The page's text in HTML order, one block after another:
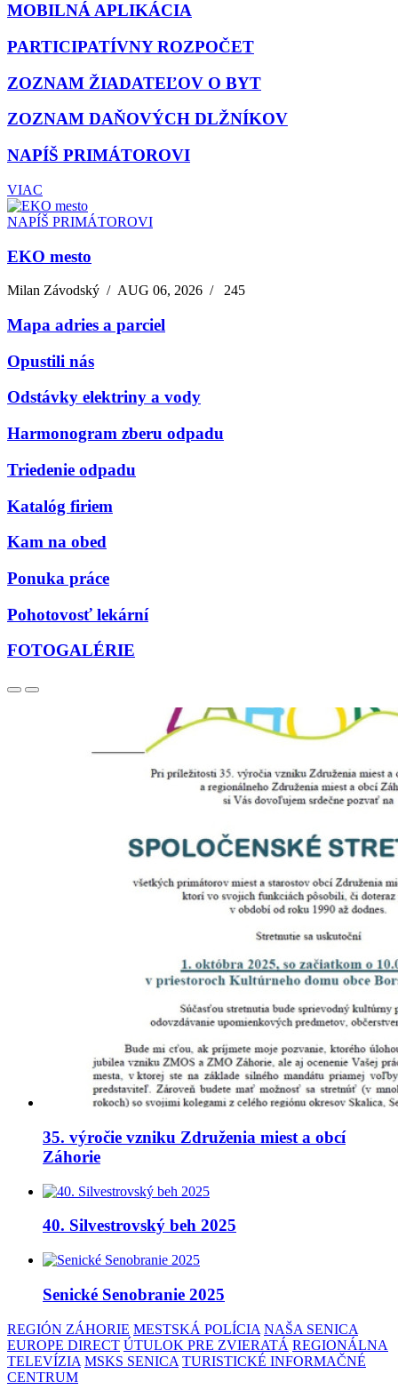
MOBILNÁ APLIKÁCIA
PARTICIPATÍVNY ROZPOČET
ZOZNAM ŽIADATEĽOV O BYT
ZOZNAM DAŇOVÝCH DLŽNÍKOV
NAPÍŠ PRIMÁTOROVI
VIAC
NAPÍŠ PRIMÁTOROVI
EKO mesto
Milan Závodský /AUG 06, 2026 / 245
Mapa adries a parciel
Opustili nás
Odstávky elektriny a vody
Harmonogram zberu odpadu
Triedenie odpadu
Katalóg firiem
Kam na obed
Ponuka práce
Pohotovosť lekární
FOTOGALÉRIE
35. výročie vzniku Združenia miest a obcí
Záhorie
40. Silvestrovský beh 2025
Senické Senobranie 2025
REGIÓN ZÁHORIE MESTSKÁ POLÍCIA NAŠA SENICA
EUROPE DIRECT ÚTULOK PRE ZVIERATÁ REGIONÁLNA
TELEVÍZIA MSKS SENICA TURISTICKÉ INFORMAČNÉ
CENTRUM